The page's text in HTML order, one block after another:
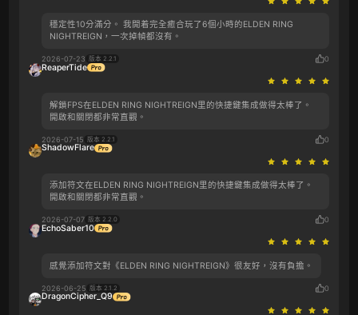
穩定性10分滿分。 我開着完全癒合玩了6個小時的‌‌ELDEN RING
NIGHTREIGN，一次掉幀都沒有。
2026-07-23 版本 2.2.1 0
ReaperTide
解鎖FPS在‌‌ELDEN RING NIGHTREIGN里的快捷鍵集成做得太棒了。
開啟和關閉都非常直觀。
2026-07-15 版本 2.2.1 0
ShadowFlare
添加符文在‌‌ELDEN RING NIGHTREIGN里的快捷鍵集成做得太棒了。
開啟和關閉都非常直觀。
2026-07-07 版本 2.2.0 0
EchoSaber10
感覺添加符文對《‌‌ELDEN RING NIGHTREIGN》很友好，沒有負擔。
2026-06-25 版本 2.1.2 0
DragonCipher_Q9